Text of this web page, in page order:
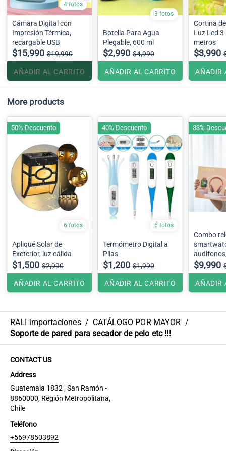
4 fotos
Cámara Digital con
Impresión Térmica,
recargable USB
$15,990 $19,990
AÑADIR AL CARRITO
3 fotos
Botella Para Agua
Plegable, 600 ml
$2,990 $4,990
AÑADIR AL CARRITO
Cortina
Luz Led
metros
$3,990
AÑADIR
More products
6 fotos
Apliqué Solar de
Exeterior, luz cálida
$1,500 $2,990
AÑADIR AL CARRITO
50% Descuento
6 fotos
Termómetro Digital a
Pilas
$1,200 $1,990
AÑADIR AL CARRITO
40% Descuento
Combo
$9,990
AÑADIR
33%
RALI importaciones / CATÁLOGO POR MAYOR /
Soporte de pared para secador de pelo etc !!!
CONTACT US
Address
Guatemala 1832 , San Ramón -
8860000, Región Metropolitana,
Chile
Teléfono
+56978503892